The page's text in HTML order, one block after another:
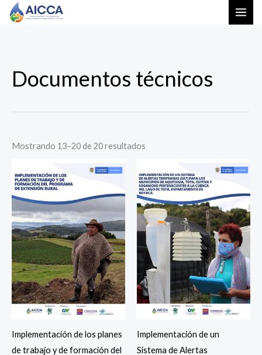
Documentos técnicos
Mostrando 13–20 de 20 resultados
por
los
últimos
Implementación de los planes
de trabajo y de formación del
Implementación de un
Sistema de Alertas